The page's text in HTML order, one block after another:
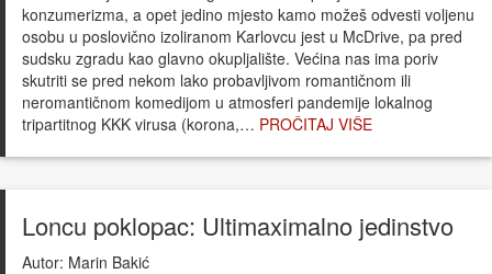
konzumerizma, a opet jedino mjesto kamo možeš odvesti voljenu
osobu u poslovično izoliranom Karlovcu jest u McDrive, pa pred
sudsku zgradu kao glavno okupljalište. Većina nas ima poriv
skutriti se pred nekom lako probavljivom romantičnom ili
neromantičnom komedijom u atmosferi pandemije lokalnog
tripartitnog KKK virusa (korona,… PROČITAJ VIŠE
Loncu poklopac: Ultimaximalno jedinstvo
Autor: Marin Bakić